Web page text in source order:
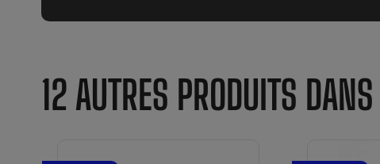
12 AUTRES PRODUITS